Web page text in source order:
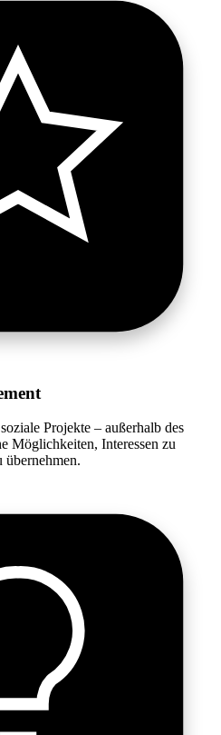
Projekte – außerhalb des
Möglichkeiten, Interessen zu
übernehmen.